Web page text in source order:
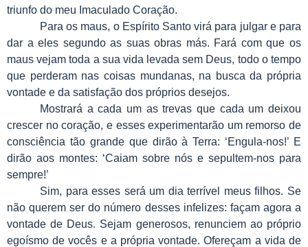
triunfo do meu Imaculado Coração.
Para os maus, o Espírito Santo virá para julgar e para
dar a eles segundo as suas obras más. Fará com que os
maus vejam toda a sua vida levada sem Deus, todo o tempo
que perderam nas coisas mundanas, na busca da própria
vontade e da satisfação dos próprios desejos.
Mostrará a cada um as trevas que cada um deixou
crescer no coração, e esses experimentarão um remorso de
consciência tão grande que dirão à Terra: ‘Engula-nos!’ E
dirão aos montes: ‘Caiam sobre nós e sepultem-nos para
sempre!’
Sim, para esses será um dia terrível meus filhos. Se
não querem ser do número desses infelizes: façam agora a
vontade de Deus. Sejam generosos, renunciem ao próprio
egoísmo de vocês e a própria vontade. Ofereçam a vida de